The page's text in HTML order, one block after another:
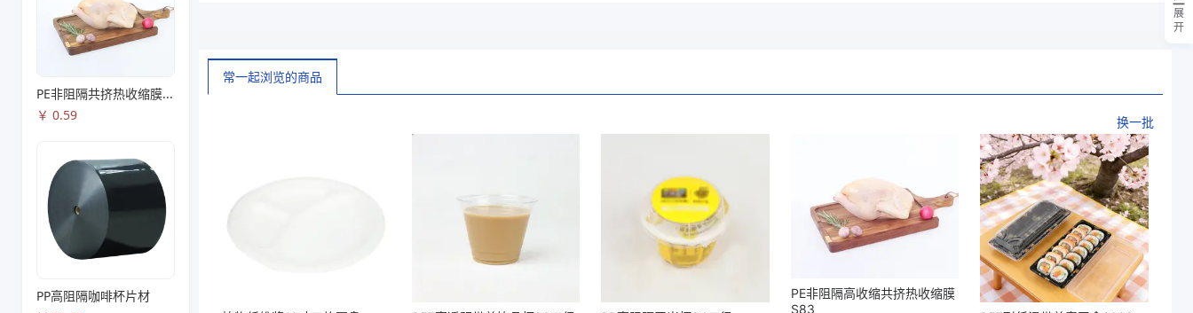
PE非阻隔共挤热收缩膜S53
￥ 0.59
PP高阻隔咖啡杯片材
常一起浏览的商品
换一批
PE非阻隔高收缩共挤热收缩膜
S83
展
开